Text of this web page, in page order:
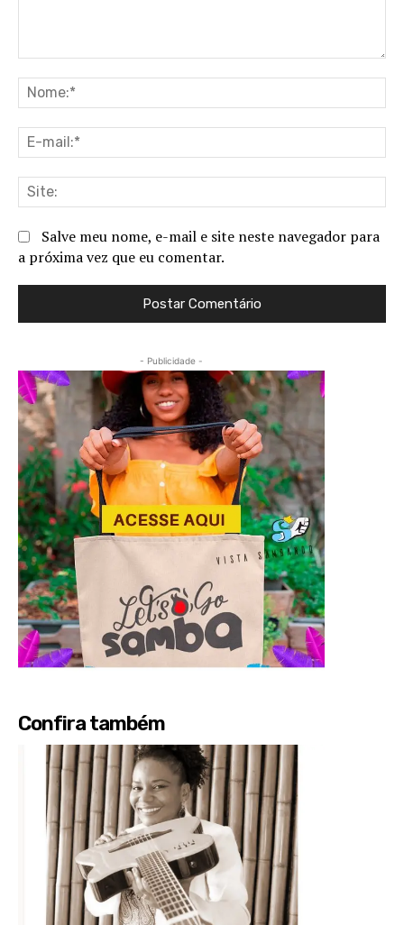
Salve meu nome, e-mail e site neste navegador para
a próxima vez que eu comentar.
- Publicidade -
Confira também